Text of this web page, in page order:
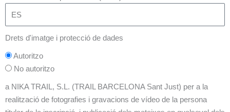
Drets d'imatge i protecció de dades
Autoritzo
No autoritzo
a NIKA TRAIL, S.L. (TRAIL BARCELONA Sant Just) per a la
realització de fotografies i gravacions de vídeo de la persona